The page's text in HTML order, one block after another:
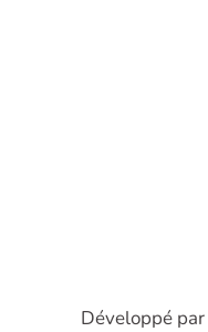
Développé par